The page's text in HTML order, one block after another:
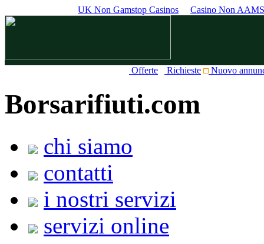
UK Non Gamstop Casinos Casino Non AAMS
Offerte Richieste Nuovo
Borsarifiuti.com
chi siamo
contatti
i nostri servizi
servizi online